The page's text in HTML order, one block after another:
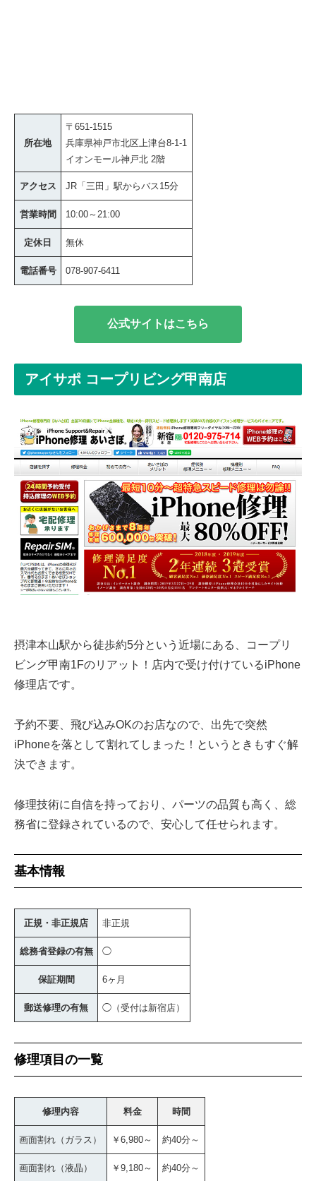
所在地
〒651-1515
兵庫県神戸市北区上津台8-1-1
イオンモール神戸北 2階
アクセス JR「三田」駅からバス15分
営業時間 10:00～21:00
定休日 無休
電話番号 078-907-6411
公式サイトはこちら
アイサポ コープリビング甲南店
摂津本山駅から徒歩約5分という近場にある、コープリ
ビング甲南1Fのリアット！店内で受け付けているiPhone
修理店です。
予約不要、飛び込みOKのお店なので、出先で突然
iPhoneを落として割れてしまった！というときもすぐ解
決できます。
修理技術に自信を持っており、パーツの品質も高く、総
務省に登録されているので、安心して任せられます。
基本情報
正規・非正規店 非正規
総務省登録の有無 ◯
保証期間 6ヶ月
郵送修理の有無 ◯（受付は新宿店）
修理項目の一覧
修理内容 料金 時間
画面割れ（ガラス） ￥6,980～ 約40分～
画面割れ（液晶） ￥9,180～ 約40分～